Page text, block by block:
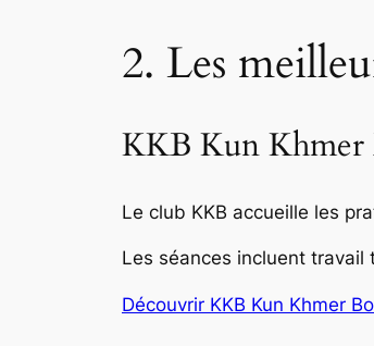
2. Les
KKB Kun Khmer
Le club KKB accueille les
Les séances incluent
Découvrir KKB Kun Khmer